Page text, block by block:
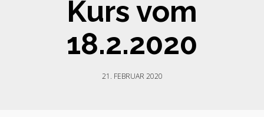
Kurs vom
18.2.2020
21. FEBRUAR 2020